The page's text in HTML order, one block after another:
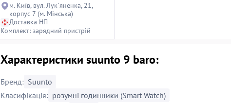
м. Київ, вул. Лук`яненка, 21,
корпус 7 (м. Мінська)
Доставка НП
Комплект: зарядний пристрій
Характеристики suunto 9 baro:
Бренд: Suunto
Класифікація: розумні годинники (Smart Watch)